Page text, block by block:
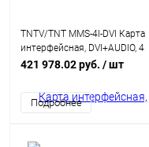
TNTV/TNT MMS-4I-DVI Карта
интерфейсная, DVI+AUDIO, 4
внешних входных порта: DVI-
конвертер
видеоразрешений/scaler;для
421 978.02 руб. / шт
Подробнее